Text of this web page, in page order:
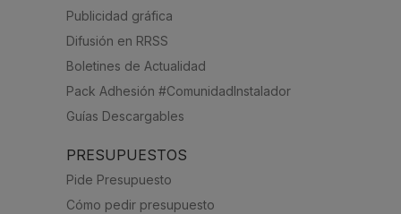
Publicidad gráfica
Difusión en RRSS
Boletines de Actualidad
Pack Adhesión #ComunidadInstalador
Guías Descargables
PRESUPUESTOS
Pide Presupuesto
Cómo pedir presupuesto